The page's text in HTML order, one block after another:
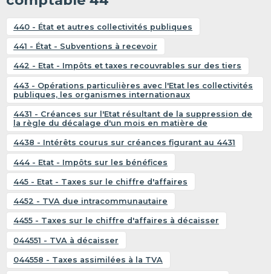
440 - État et autres collectivités publiques
441 - État - Subventions à recevoir
442 - Etat - Impôts et taxes recouvrables sur des tiers
443 - Opérations particulières avec l'Etat les collectivités
publiques, les organismes internationaux
4431 - Créances sur l'Etat résultant de la suppression de
la règle du décalage d'un mois en matière de
4438 - Intérêts courus sur créances figurant au 4431
444 - Etat - Impôts sur les bénéfices
445 - Etat - Taxes sur le chiffre d'affaires
4452 - TVA due intracommunautaire
4455 - Taxes sur le chiffre d'affaires à décaisser
044551 - TVA à décaisser
044558 - Taxes assimilées à la TVA